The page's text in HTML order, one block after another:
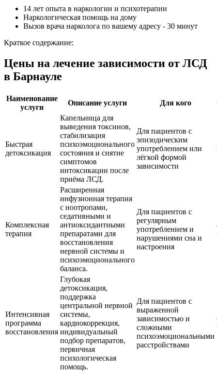
14 лет опыта в наркологии и психотерапии
Наркологическая помощь на дому
Вызов врача нарколога по вашему адресу - 30 минут
Краткое содержание:
Цены на лечение зависимости от ЛСД
в Барнауле
Наименование
услуги
Описание услуги Для кого
Быстрая
детоксикация
Капельница для
выведения токсинов,
стабилизация
психоэмоционального
состояния и снятие
симптомов
интоксикации после
приёма ЛСД.
Для пациентов с
эпизодическим
употреблением или
лёгкой формой
зависимости
Комплексная
терапия
Расширенная
инфузионная терапия
с ноотропами,
седативными и
антиоксидантными
препаратами для
восстановления
нервной системы и
психоэмоционального
баланса.
Для пациентов с
регулярным
употреблением и
нарушениями сна и
настроения
Интенсивная
программа
восстановления
Глубокая
детоксикация,
поддержка
центральной нервной
системы,
кардиокоррекция,
индивидуальный
подбор препаратов,
первичная
психологическая
помощь.
Для пациентов с
выраженной
зависимостью и
сложными
психоэмоциональными
расстройствами